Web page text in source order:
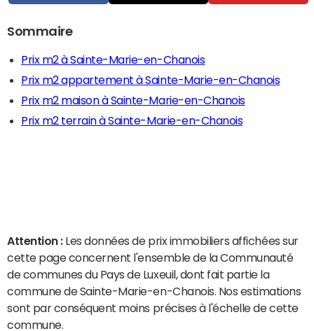
Sommaire
Prix m2 à Sainte-Marie-en-Chanois
Prix m2 appartement à Sainte-Marie-en-Chanois
Prix m2 maison à Sainte-Marie-en-Chanois
Prix m2 terrain à Sainte-Marie-en-Chanois
Attention : Les données de prix immobiliers affichées sur
cette page concernent l'ensemble de la Communauté
de communes du Pays de Luxeuil, dont fait partie la
commune de Sainte-Marie-en-Chanois. Nos estimations
sont par conséquent moins précises à l'échelle de cette
commune.